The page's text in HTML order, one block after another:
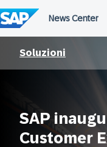
al
contenuto
Soluzioni
SAP
Customer